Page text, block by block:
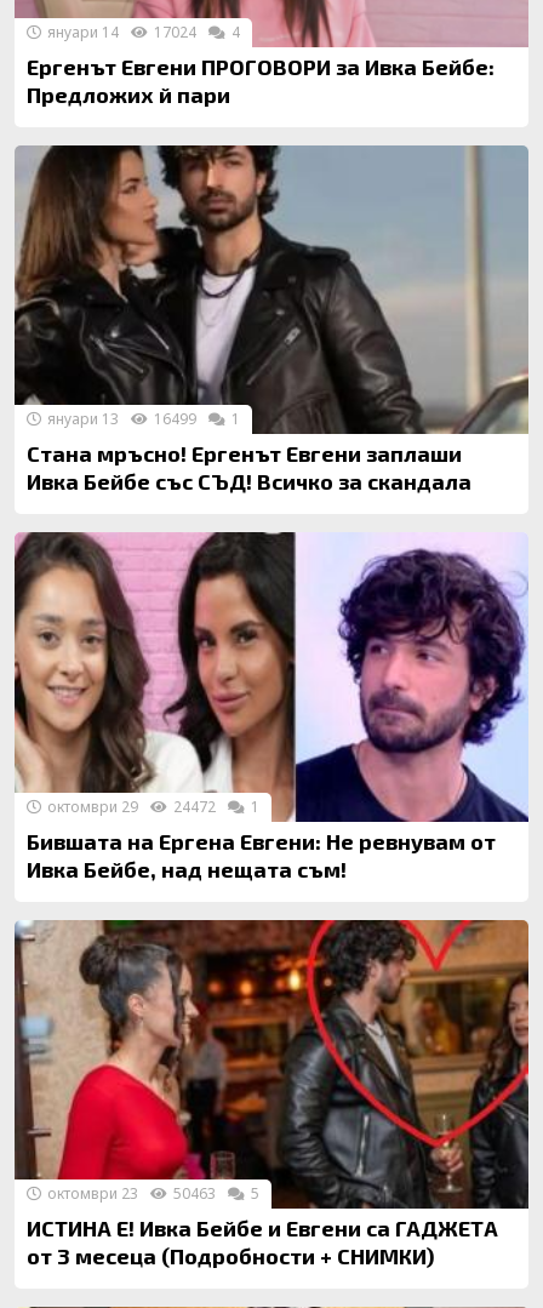
Ергенът Евгени ПРОГОВОРИ за Ивка Бейбе:
Предложих й пари
януари 14 17024 4
Стана мръсно! Ергенът Евгени заплаши
Ивка Бейбе със СЪД! Всичко за скандала
януари 13 16499 1
Бившата на Ергена Евгени: Не ревнувам от
Ивка Бейбе, над нещата съм!
октомври 29 24472 1
ИСТИНА Е! Ивка Бейбе и Евгени са ГАДЖЕТА
от 3 месеца (Подробности + СНИМКИ)
октомври 23 50463 5